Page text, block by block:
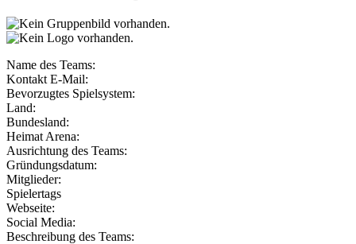
Name des Teams:
Kontakt E-Mail:
Bevorzugtes Spielsystem:
Land:
Bundesland:
Heimat Arena:
Ausrichtung des Teams:
Gründungsdatum:
Mitglieder:
Spielertags
Webseite:
Social Media:
Beschreibung des Teams: